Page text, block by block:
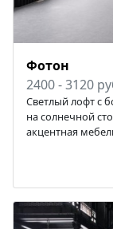
Фотон
2400 - 3120
Светлый лофт с
на солнечной
акцентная